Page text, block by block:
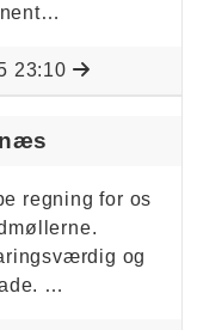
23:10
regning for os
og
…